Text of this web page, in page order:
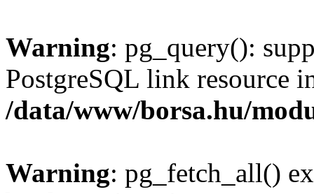
Warning: pg_query():
PostgreSQL link resource
/data/www/borsa.hu/
Warning: pg_fetch_all()